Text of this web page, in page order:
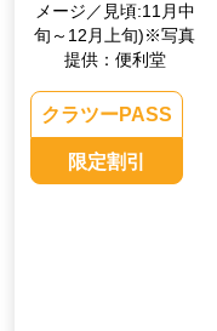
メージ／見頃:11月中
旬～12月上旬)※写真
提供：便利堂
クラツーPASS
限定割引